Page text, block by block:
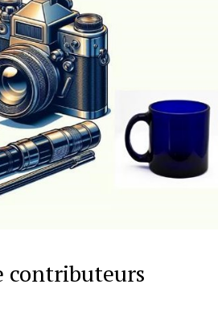
contributeurs